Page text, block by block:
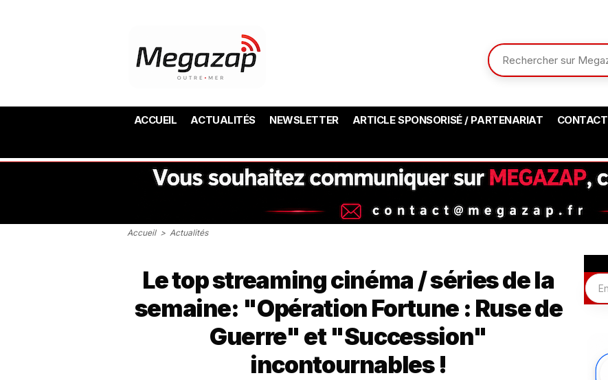
ACCUEIL ACTUALITÉS NEWSLETTER ARTICLE SPONSORISÉ / PARTENARIAT CONTACT
Accueil > Actualités
Le top streaming cinéma / séries de la
semaine: "Opération Fortune : Ruse de
Guerre" et "Succession"
incontournables !